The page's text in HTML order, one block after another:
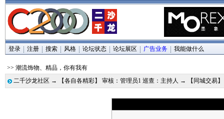
登录 注册 搜索 风格 论坛状态 论坛展区 广告业务 我能做什么
>> 潮流饰物、精品，你有我有
二千沙龙社区 → 【各自各精彩】 审核：管理员1 巡查：主持人 → 【同城交易